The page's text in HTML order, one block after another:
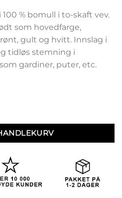
% bomull i to-skaft vev.
som hovedfarge,
gult og hvitt. Innslag i
tidløs stemning i
gardiner, puter, etc.